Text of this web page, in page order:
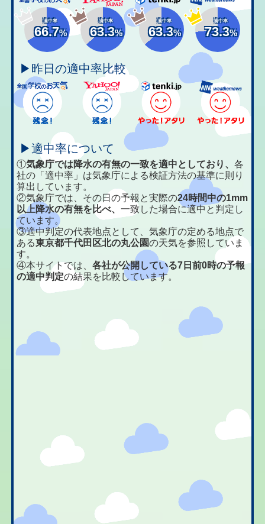
適中率
66.7%
適中率
63.3%
適中率
63.3%
適中率
73.3%
▶昨日の適中率比較
▶適中率について
①気象庁では降水の有無の一致を適中としており、各
社の「適中率」は気象庁による検証方法の基準に則り
算出しています。
②気象庁では、その日の予報と実際の24時間中の1mm
以上降水の有無を比べ、一致した場合に適中と判定し
ています。
③適中判定の代表地点として、気象庁の定める地点で
ある東京都千代田区北の丸公園の天気を参照していま
す。
④本サイトでは、各社が公開している7日前0時の予報
の適中判定の結果を比較しています。